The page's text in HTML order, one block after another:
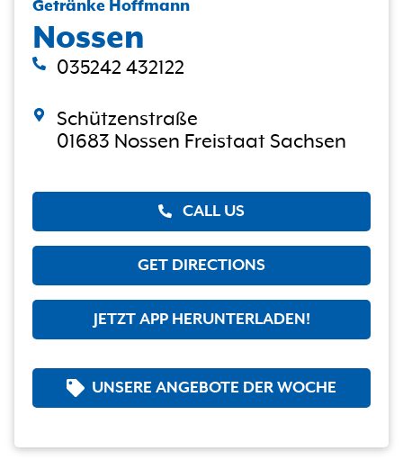
Getränke Hoffmann
Nossen
035242 432122
Schützenstraße
01683 Nossen Freistaat Sachsen
CALL US
GET DIRECTIONS
JETZT APP HERUNTERLADEN!
UNSERE ANGEBOTE DER WOCHE